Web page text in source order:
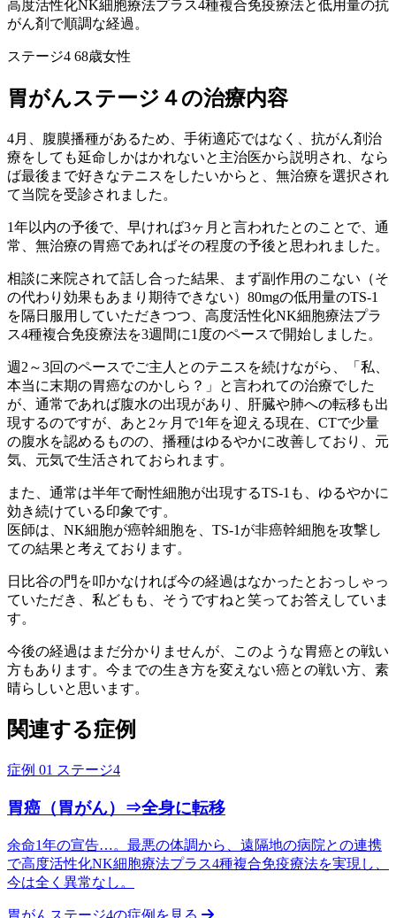
高度活性化NK細胞療法プラス4種複合免疫療法と低用量の抗
がん剤で順調な経過。
ステージ4 68歳女性
胃がんステージ４の治療内容
4月、腹膜播種があるため、手術適応ではなく、抗がん剤治
療をしても延命しかはかれないと主治医から説明され、なら
ば最後まで好きなテニスをしたいからと、無治療を選択され
て当院を受診されました。
1年以内の予後で、早ければ3ヶ月と言われたとのことで、通
常、無治療の胃癌であればその程度の予後と思われました。
相談に来院されて話し合った結果、まず副作用のこない（そ
の代わり効果もあまり期待できない）80mgの低用量のTS-1
を隔日服用していただきつつ、高度活性化NK細胞療法プラ
ス4種複合免疫療法を3週間に1度のペースで開始しました。
週2～3回のペースでご主人とのテニスを続けながら、「私、
本当に末期の胃癌なのかしら？」と言われての治療でした
が、通常であれば腹水の出現があり、肝臓や肺への転移も出
現するのですが、あと2ヶ月で1年を迎える現在、CTで少量
の腹水を認めるものの、播種はゆるやかに改善しており、元
気、元気で生活されておられます。
また、通常は半年で耐性細胞が出現するTS-1も、ゆるやかに
効き続けている印象です。
医師は、NK細胞が癌幹細胞を、TS-1が非癌幹細胞を攻撃し
ての結果と考えております。
日比谷の門を叩かなければ今の経過はなかったとおっしゃっ
ていただき、私どもも、そうですねと笑ってお答えしていま
す。
今後の経過はまだ分かりませんが、このような胃癌との戦い
方もあります。今までの生き方を変えない癌との戦い方、素
晴らしいと思います。
関連する症例
症例 01 ステージ4
胃癌（胃がん）⇒全身に転移
余命1年の宣告…。最悪の体調から、遠隔地の病院との連携
で高度活性化NK細胞療法プラス4種複合免疫療法を実現し、
今は全く異常なし。
胃がんステージ4の症例を見る